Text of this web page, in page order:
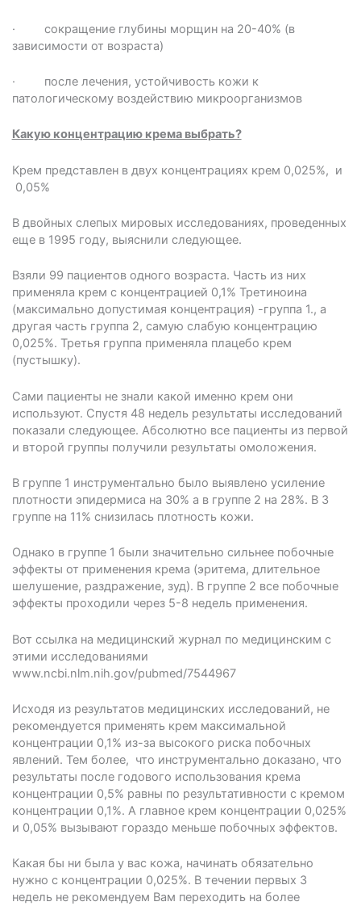
· сокращение глубины морщин на 20-40% (в
зависимости от возраста)
· после лечения, устойчивость кожи к
патологическому воздействию микроорганизмов
Какую концентрацию крема выбрать?
Крем представлен в двух концентрациях крем 0,025%, и
0,05%
В двойных слепых мировых исследованиях, проведенных
еще в 1995 году, выяснили следующее.
Взяли 99 пациентов одного возраста. Часть из них
применяла крем с концентрацией 0,1% Третиноина
(максимально допустимая концентрация) -группа 1., а
другая часть группа 2, самую слабую концентрацию
0,025%. Третья группа применяла плацебо крем
(пустышку).
Сами пациенты не знали какой именно крем они
используют. Спустя 48 недель результаты исследований
показали следующее. Абсолютно все пациенты из первой
и второй группы получили результаты омоложения.
В группе 1 инструментально было выявлено усиление
плотности эпидермиса на 30% а в группе 2 на 28%. В 3
группе на 11% снизилась плотность кожи.
Однако в группе 1 были значительно сильнее побочные
эффекты от применения крема (эритема, длительное
шелушение, раздражение, зуд). В группе 2 все побочные
эффекты проходили через 5-8 недель применения.
Вот ссылка на медицинский журнал по медицинским с
этими исследованиями
www.ncbi.nlm.nih.gov/pubmed/7544967
Исходя из результатов медицинских исследований, не
рекомендуется применять крем максимальной
концентрации 0,1% из-за высокого риска побочных
явлений. Тем более, что инструментально доказано, что
результаты после годового использования крема
концентрации 0,5% равны по результативности с кремом
концентрации 0,1%. А главное крем концентрации 0,025%
и 0,05% вызывают гораздо меньше побочных эффектов.
Какая бы ни была у вас кожа, начинать обязательно
нужно с концентрации 0,025%. В течении первых 3
недель не рекомендуем Вам переходить на более